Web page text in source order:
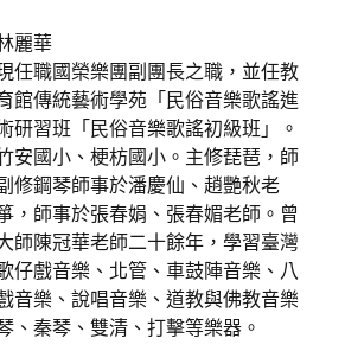
麗華
任職國榮樂團副團長之職，並任教
館傳統藝術學苑「民俗音樂歌謠進
研習班「民俗音樂歌謠初級班」。
安國小、梗枋國小。主修琵琶，師
修鋼琴師事於潘慶仙、趙艷秋老
，師事於張春娟、張春媚老師。曾
師陳冠華老師二十餘年，學習臺灣
仔戲音樂、北管、車鼓陣音樂、八
音樂、說唱音樂、道教與佛教音樂
、秦琴、雙清、打擊等樂器。